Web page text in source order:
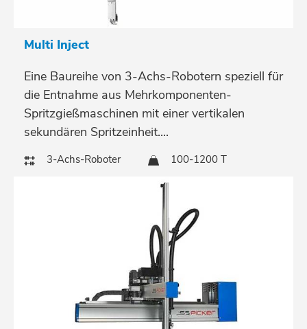
Multi Inject
Eine Baureihe von 3-Achs-Robotern speziell für
die Entnahme aus Mehrkomponenten-
Spritzgießmaschinen mit einer vertikalen
sekundären Spritzeinheit....
3-Achs-Roboter 100-1200 T